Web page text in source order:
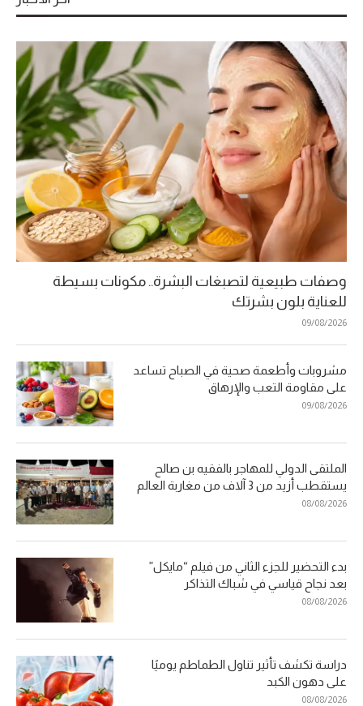
وصفات طبيعية لتصبغات البشرة.. مكونات بسيطة
للعناية بلون بشرتك
09/08/2026
مشروبات وأطعمة صحية في الصباح تساعد
على مقاومة التعب والإرهاق
09/08/2026
الملتقى الدولي للمهاجر بالفقيه بن صالح
يستقطب أزيد من 3 آلاف من مغاربة العالم
08/08/2026
بدء التحضير للجزء الثاني من فيلم “مايكل”
بعد نجاح قياسي في شباك التذاكر
08/08/2026
دراسة تكشف تأثير تناول الطماطم يوميًا
على دهون الكبد
08/08/2026